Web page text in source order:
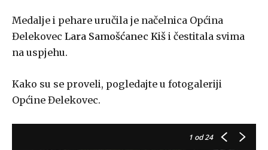
Medalje i pehare uručila je načelnica Općina
Đelekovec Lara Samošćanec Kiš i čestitala svima
na uspjehu.
Kako su se proveli, pogledajte u fotogaleriji
Općine Đelekovec.
1 od 24